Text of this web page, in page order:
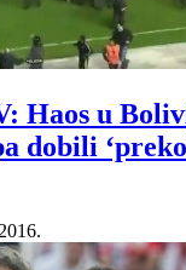
Haos u
dobili ‘preko